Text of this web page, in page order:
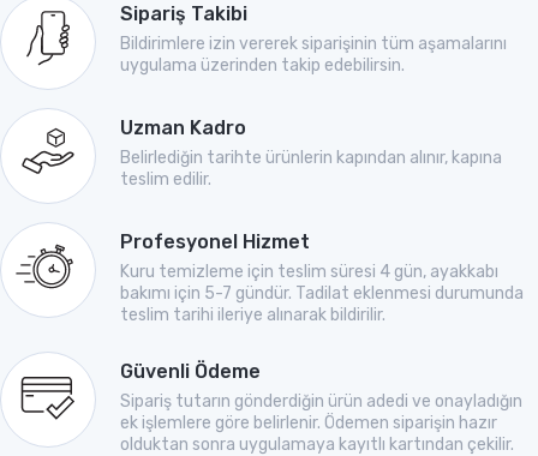
Sipariş Takibi
Bildirimlere izin vererek siparişinin tüm aşamalarını
uygulama üzerinden takip edebilirsin.
Uzman Kadro
Belirlediğin tarihte ürünlerin kapından alınır, kapına
teslim edilir.
Profesyonel Hizmet
Kuru temizleme için teslim süresi 4 gün, ayakkabı
bakımı için 5-7 gündür. Tadilat eklenmesi durumunda
teslim tarihi ileriye alınarak bildirilir.
Güvenli Ödeme
Sipariş tutarın gönderdiğin ürün adedi ve onayladığın
ek işlemlere göre belirlenir. Ödemen siparişin hazır
olduktan sonra uygulamaya kayıtlı kartından çekilir.